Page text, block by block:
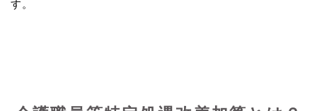
す。